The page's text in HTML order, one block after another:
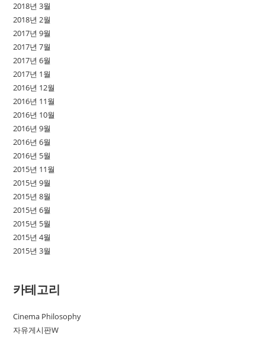
2018년 3월
2018년 2월
2017년 9월
2017년 7월
2017년 6월
2017년 1월
2016년 12월
2016년 11월
2016년 10월
2016년 9월
2016년 6월
2016년 5월
2015년 11월
2015년 9월
2015년 8월
2015년 6월
2015년 5월
2015년 4월
2015년 3월
카테고리
Cinema Philosophy
자유게시판W